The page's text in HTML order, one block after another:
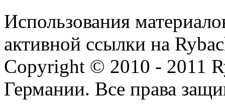
Использования
активной ссылки на
Copyright © 2010 - 2011
Германии. Все права